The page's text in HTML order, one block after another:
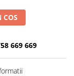
COS
669 669